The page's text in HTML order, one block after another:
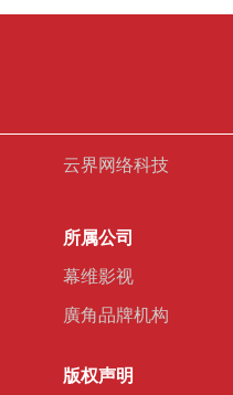
云界网络科技
所属公司
幕维影视
廣角品牌机构
版权声明